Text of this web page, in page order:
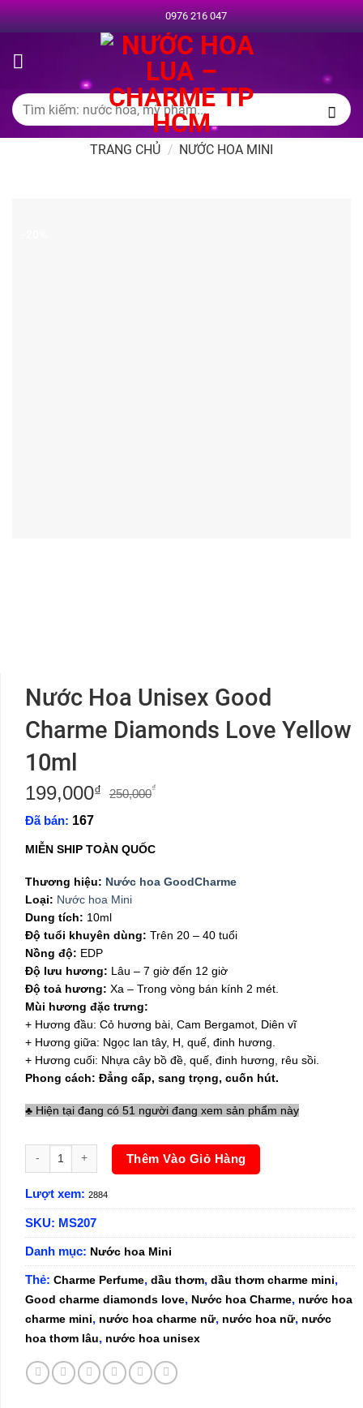
Chuyển
đến
dung
0976 216 047
Tìm
kiếm:
TRANG CHỦ / NƯỚC HOA MINI
Nước Hoa Unisex Good
Charme Diamonds Love Yellow
10ml
250,000₫
199,000₫
Đã bán: 167
MIỄN SHIP TOÀN QUỐC
Thương hiệu: Nước hoa GoodCharme
Loại: Nước hoa Mini
Dung tích: 10ml
Độ tuổi khuyên dùng: Trên 20 – 40 tuổi
Nồng độ: EDP
Độ lưu hương: Lâu – 7 giờ đến 12 giờ
Độ toả hương: Xa – Trong vòng bán kính 2 mét.
Mùi hương đặc trưng:
+ Hương đầu: Cỏ hương bài, Cam Bergamot, Diên vĩ
+ Hương giữa: Ngọc lan tây, H, quế, đinh hương.
+ Hương cuối: Nhựa cây bồ đề, quế, đinh hương, rêu sồi.
Phong cách: Đẳng cấp, sang trọng, cuốn hút.
♣ Hiện tại đang có 51 người đang xem sản phẩm này
Nước Hoa Unisex Good Charme Diamonds Love Yellow 10ml số
Thêm Vào Giỏ Hàng
Lượt xem: 2884
SKU: MS207
Danh mục: Nước hoa Mini
Thẻ: Charme Perfume, dầu thơm, dầu thơm charme mini,
Good charme diamonds love, Nước hoa Charme, nước hoa
charme mini, nước hoa charme nữ, nước hoa nữ, nước
hoa thơm lâu, nước hoa unisex